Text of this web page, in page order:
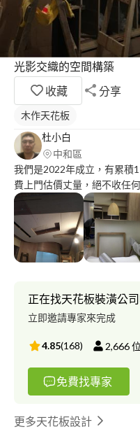
光影交織的空間構築
收藏
分享
木作天花板
杜小白
中和區
我們是2022年成立，有累積
費上門估價丈量，絕不收任
得信賴！！
正在找天花板裝潢公司
立即邀請專家來完成
4.85(168) 2,666
免費找專家
更多天花板設計